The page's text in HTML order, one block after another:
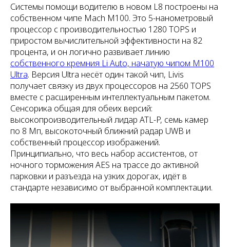
Системы помощи водителю в новом L8 построены на
собственном чипе Mach M100. Это 5-нанометровый
процессор с производительностью 1280 TOPS и
приростом вычислительной эффективности на 82
процента, и он логично развивает линию
собственного кремния Li Auto, начатую чипом M100
Ultra. Версия Ultra несёт один такой чип, Livis
получает связку из двух процессоров на 2560 TOPS
вместе с расширенным интеллектуальным пакетом.
Сенсорика общая для обеих версий:
высокопроизводительный лидар ATL-P, семь камер
по 8 Мп, высокоточный ближний радар UWB и
собственный процессор изображений.
Принципиально, что весь набор ассистентов, от
ночного торможения AES на трассе до активной
парковки и разъезда на узких дорогах, идёт в
стандарте независимо от выбранной комплектации.